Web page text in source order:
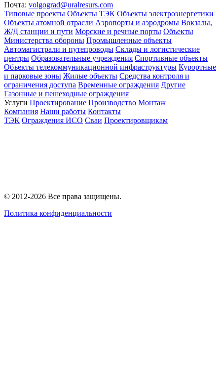
Почта: volgograd@uralresurs.com
Типовые проекты Объекты ТЭК Объекты электроэнергетики
Объекты атомной отрасли Аэропорты и аэродромы Вокзалы,
Ж/Д станции и пути Морские и речные порты Объекты
Министерства обороны Промышленные объекты
Автомагистрали и путепроводы Склады и логистические
центры Образовательные учреждения Спортивные объекты
Объекты телекоммуникационной инфраструктуры Курортные
и парковые зоны Жилые объекты Средства контроля и
ограничения доступа Временные ограждения Другие
Газонные и пешеходные ограждения
Услуги Проектирование Производство Монтаж
Компания Наши работы Контакты
ТЭК Ограждения ИСО Сваи Проектировщикам
© 2012-2026 Все права защищены.
Политика конфиденциальности